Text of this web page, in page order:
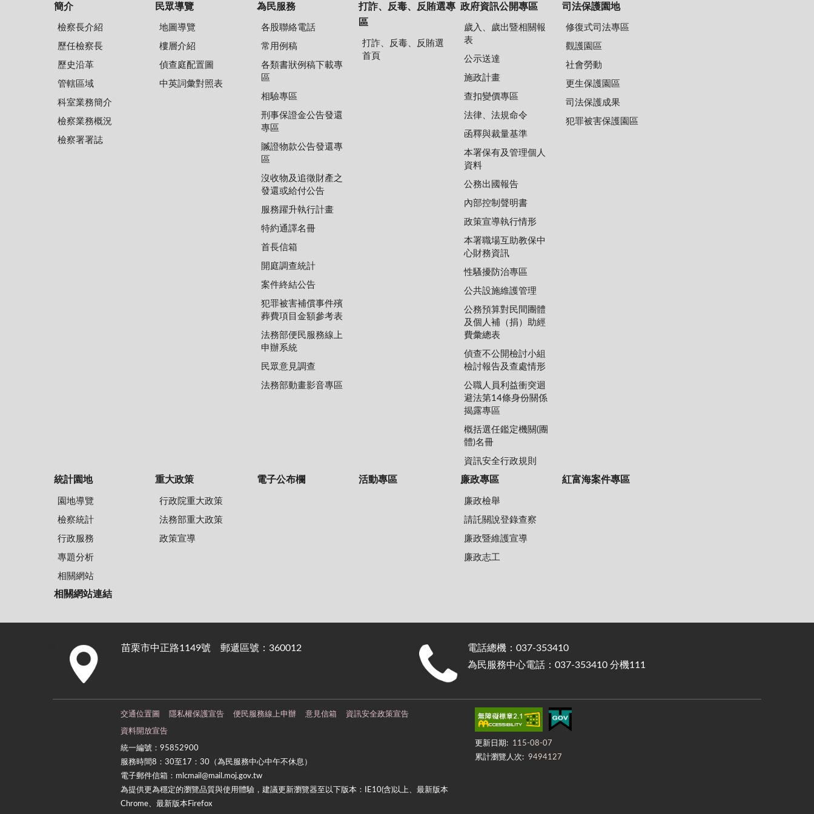
簡介
檢察長介紹
歷任檢察長
歷史沿革
管轄區域
科室業務簡介
檢察業務概況
檢察署署誌
民眾導覽
地圖導覽
樓層介紹
偵查庭配置圖
中英詞彙對照表
為民服務
各股聯絡電話
常用例稿
各類書狀例稿下載專
區
相驗專區
刑事保證金公告發還
專區
贓證物款公告發還專
區
沒收物及追徵財產之
發還或給付公告
服務躍升執行計畫
特約通譯名冊
首長信箱
開庭調查統計
案件終結公告
犯罪被害補償事件殯
葬費項目金額參考表
法務部便民服務線上
申辦系統
民眾意見調查
法務部動畫影音專區
打詐、反毒、反賄選專
區
打詐、反毒、反賄選
首頁
政府資訊公開專區
歲入、歲出暨相關報
表
公示送達
施政計畫
查扣變價專區
法律、法規命令
函釋與裁量基準
本署保有及管理個人
資料
公務出國報告
內部控制聲明書
政策宣導執行情形
本署職場互助教保中
心財務資訊
性騷擾防治專區
公共設施維護管理
公務預算對民間團體
及個人補（捐）助經
費彙總表
偵查不公開檢討小組
檢討報告及查處情形
公職人員利益衝突迴
避法第14條身份關係
揭露專區
概括選任鑑定機關(團
體)名冊
資訊安全行政規則
司法保護園地
修復式司法專區
觀護園區
社會勞動
更生保護園區
司法保護成果
犯罪被害保護園區
統計園地
園地導覽
檢察統計
行政服務
專題分析
相關網站
重大政策
行政院重大政策
法務部重大政策
政策宣導
電子公布欄 活動專區 廉政專區
廉政檢舉
請託關說登錄查察
廉政暨維護宣導
廉政志工
紅富海案件專區
相關網站連結
苗栗市中正路1149號 郵遞區號：360012
電話總機：037-353410
為民服務中心電話：037-353410 分機111
交通位置圖 隱私權保護宣告 便民服務線上申辦 意見信箱 資訊安全政策宣告
資料開放宣告
統一編號：95852900
服務時間8：30至17：30（為民服務中心中午不休息）
電子郵件信箱：mlcmail@mail.moj.gov.tw
為提供更為穩定的瀏覽品質與使用體驗，建議更新瀏覽器至以下版本：IE10(含)以上、最新版本
Chrome、最新版本Firefox
更新日期:
115-08-07
累計瀏覽人次: 9494127